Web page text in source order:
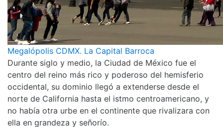
Megalópolis CDMX. La Capital Barroca
Durante siglo y medio, la Ciudad de México fue el
centro del reino más rico y poderoso del hemisferio
occidental, su dominio llegó a extenderse desde el
norte de California hasta el istmo centroamericano, y
no había otra urbe en el continente que rivalizara con
ella en grandeza y señorío.